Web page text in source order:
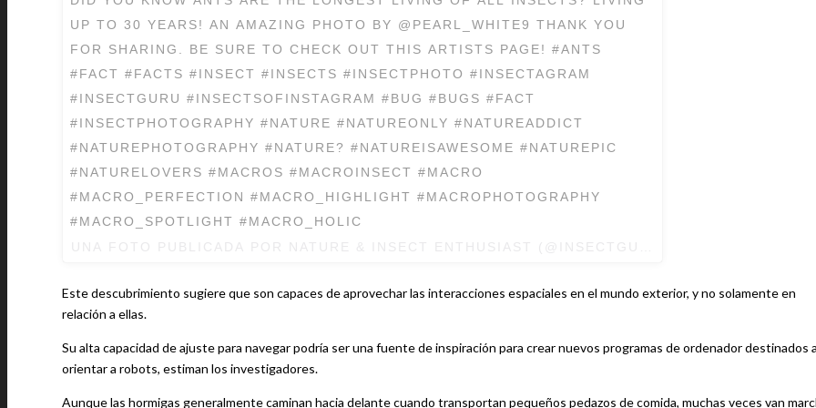
UP TO 30 YEARS! AN AMAZING PHOTO BY @PEARL_WHITE9 THANK YOU
FOR SHARING. BE SURE TO CHECK OUT THIS ARTISTS PAGE! #ANTS
#FACT #FACTS #INSECT #INSECTS #INSECTPHOTO #INSECTAGRAM
#INSECTGURU #INSECTSOFINSTAGRAM #BUG #BUGS #FACT
#INSECTPHOTOGRAPHY #NATURE #NATUREONLY #NATUREADDICT
#NATUREPHOTOGRAPHY #NATURE? #NATUREISAWESOME #NATUREPIC
#NATURELOVERS #MACROS #MACROINSECT #MACRO
#MACRO_PERFECTION #MACRO_HIGHLIGHT #MACROPHOTOGRAPHY
#MACRO_SPOTLIGHT #MACRO_HOLIC
Este descubrimiento sugiere que son capaces de aprovechar las interacciones espaciales en el mundo exterior, y no solamente en
relación a ellas.
Su alta capacidad de ajuste para navegar podría ser una fuente de inspiración para crear nuevos programas de ordenador destinados a
orientar a robots, estiman los investigadores.
Aunque las hormigas generalmente caminan hacia delante cuando transportan pequeños pedazos de comida, muchas veces van